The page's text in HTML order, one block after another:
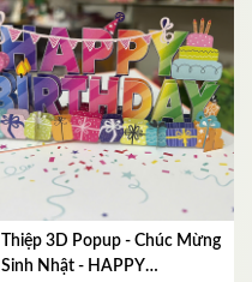
Thiệp 3D Popup - Chúc Mừng
Sinh Nhật - HAPPY